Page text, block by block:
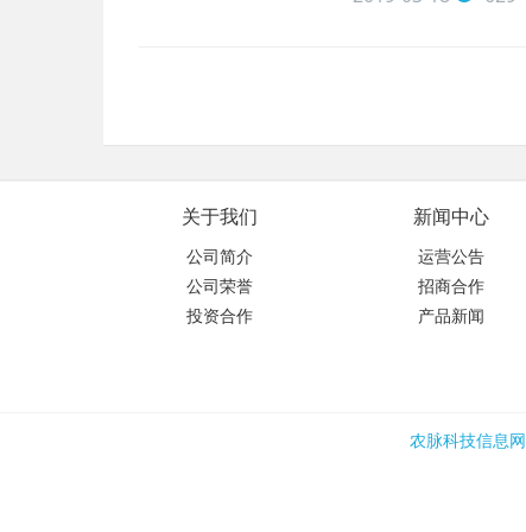
关于我们
公司简介
公司荣誉
投资合作
新闻中心
运营公告
招商合作
产品新闻
农脉科技信息网